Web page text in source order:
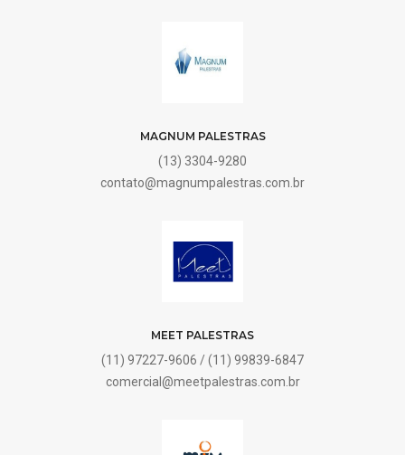
MAGNUM PALESTRAS
(13) 3304-9280
contato@magnumpalestras.com.br
MEET PALESTRAS
(11) 97227-9606 / (11) 99839-6847
comercial@meetpalestras.com.br